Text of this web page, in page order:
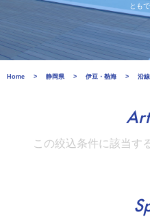
とも
Home 静岡県 伊豆・熱海 沿
この絞込条件に該当す